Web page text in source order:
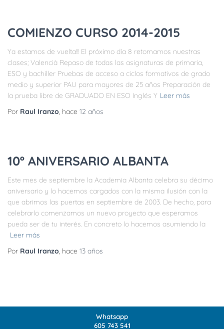
COMIENZO CURSO 2014-2015
Ya estamos de vuelta!!! El próximo día 8 retomamos nuestras
clases; Valencià Repaso de todas las asignaturas de primaria,
ESO y bachiller Pruebas de acceso a ciclos formativos de grado
medio y superior PAU para mayores de 25 años Preparación de
la prueba libre de GRADUADO EN ESO Inglés Y Leer más
Por Raul Iranzo, hace 12 años
10º ANIVERSARIO ALBANTA
Este mes de septiembre la Academia Albanta celebra su décimo
aniversario y lo hacemos cargados con la misma ilusión con la
que abrimos las puertas en septiembre de 2003. De hecho, para
celebrarlo comenzamos un nuevo proyecto que esperamos
pueda ser de tu interés. En concreto lo hacemos asumiendo la
Leer más
Por Raul Iranzo, hace 13 años
Whatsapp
605 743 541